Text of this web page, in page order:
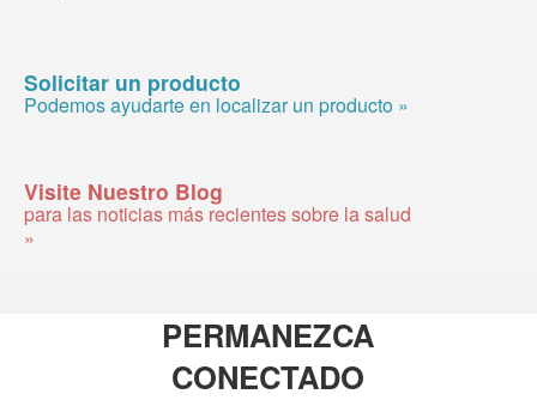
Solicitar un producto
Podemos ayudarte en localizar un producto »
Visite Nuestro Blog
para las noticias más recientes sobre la salud
»
PERMANEZCA
CONECTADO